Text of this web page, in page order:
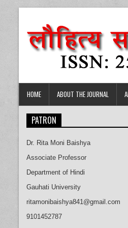
HOME ABOUT THE JOURNAL
PATRON
Dr. Rita Moni Baishya
Associate Professor
Department of Hindi
Gauhati University
ritamonibaishya841@gmail.com
9101452787